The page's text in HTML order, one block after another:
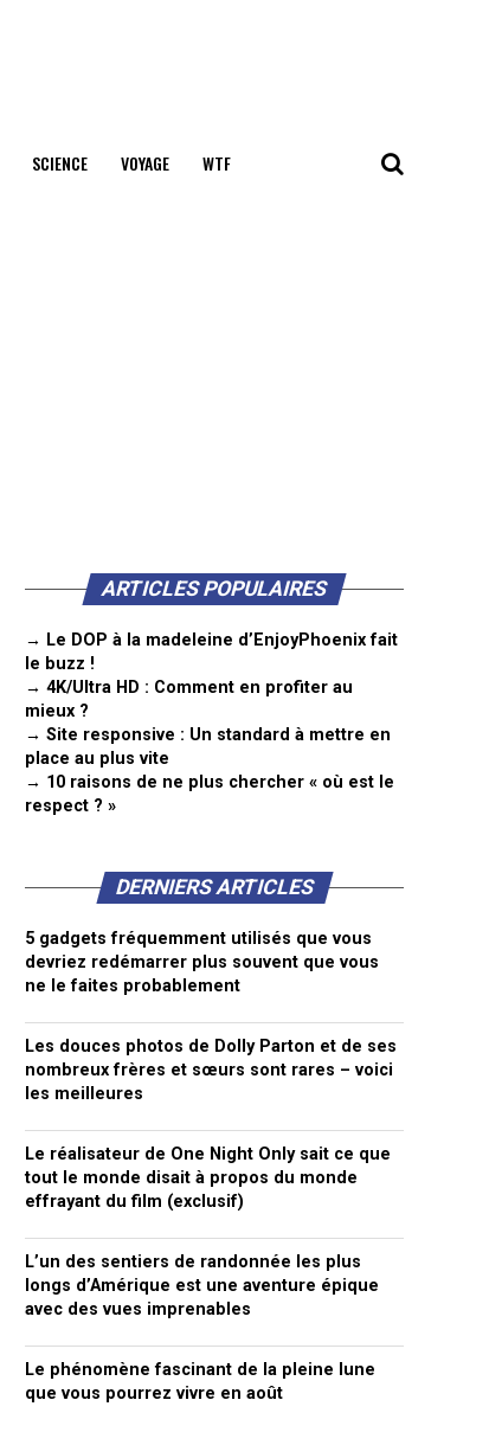
SCIENCE VOYAGE WTF
ARTICLES POPULAIRES
→ Le DOP à la madeleine d’EnjoyPhoenix fait
le buzz !
→ 4K/Ultra HD : Comment en profiter au
mieux ?
→ Site responsive : Un standard à mettre en
place au plus vite
→ 10 raisons de ne plus chercher « où est le
respect ? »
DERNIERS ARTICLES
5 gadgets fréquemment utilisés que vous
devriez redémarrer plus souvent que vous
ne le faites probablement
Les douces photos de Dolly Parton et de ses
nombreux frères et sœurs sont rares – voici
les meilleures
Le réalisateur de One Night Only sait ce que
tout le monde disait à propos du monde
effrayant du film (exclusif)
L’un des sentiers de randonnée les plus
longs d’Amérique est une aventure épique
avec des vues imprenables
Le phénomène fascinant de la pleine lune
que vous pourrez vivre en août